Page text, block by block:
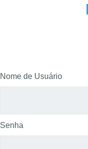
Nome de Usuário
Senha